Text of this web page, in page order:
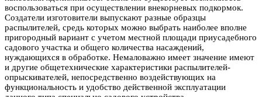
воспользоваться при осуществлении внекорневых подкормок.
Создатели изготовители выпускают разные образцы
распылителей, средь которых можно выбрать наиболее вполне
пригородный вариант с учетом местной площади приусадебного
садового участка и общего количества насаждений,
нуждающихся в обработке. Немаловажно имеет значение имеют
и другие общетехнические характеристики распылителей-
опрыскивателей, непосредственно воздействующих на
функциональность и удобство действенной эксплуатации